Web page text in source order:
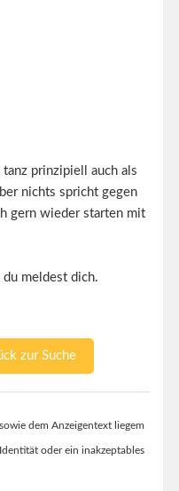
prinzipiell auch als
nichts spricht gegen
gern wieder starten mit
meldest dich.
zur Suche
dem Anzeigentext liegem
oder ein inakzeptables